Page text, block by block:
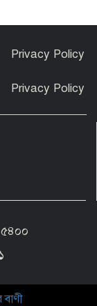
ভারতীয় এই
৯ম বর্ষপূর্তি
কারাদণ্ড
Privacy Policy
Privacy Policy
৫৪০০